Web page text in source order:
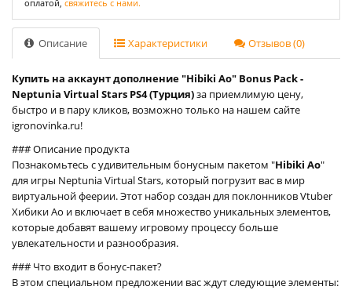
оплатой, свяжитесь с нами.
Описание Характеристики Отзывов (0)
Купить на аккаунт дополнение "Hibiki Ao" Bonus Pack -
Neptunia Virtual Stars PS4 (Турция)за приемлимую цену,
быстро и в пару кликов, возможно только на нашем сайте
igronovinka.ru!
### Описание продукта
Познакомьтесь с удивительным бонусным пакетом "Hibiki Ao"
для игры Neptunia Virtual Stars, который погрузит вас в мир
виртуальной феерии. Этот набор создан для поклонников Vtuber
Хибики Ао и включает в себя множество уникальных элементов,
которые добавят вашему игровому процессу больше
увлекательности и разнообразия.
### Что входит в бонус-пакет?
В этом специальном предложении вас ждут следующие элементы: